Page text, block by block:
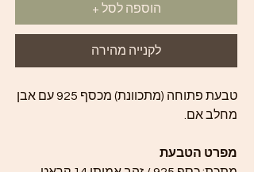
הוספה לסל +
לקנייה מהירה
טבעת פתוחה (מתכוונת) מכסף 925 עם אבן
מחלב אם.
מפרט הטבעת